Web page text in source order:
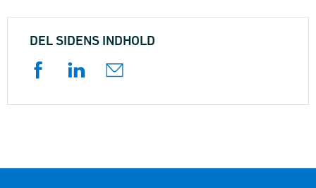
DEL SIDENS INDHOLD